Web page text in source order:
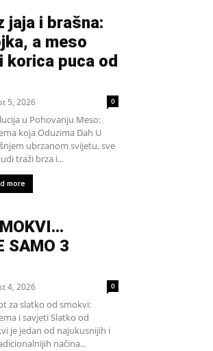
jaja i brašna:
a meso
korica puca od
5, 2026 0
u Pohovanju Meso:
koja Oduzima Dah U
ubrzanom svijetu, sve
traži brza i...
more
SAMO 3
4, 2026 0
za slatko od smokvi:
i savjeti Slatko od
je jedan od najukusnijih i
načina...